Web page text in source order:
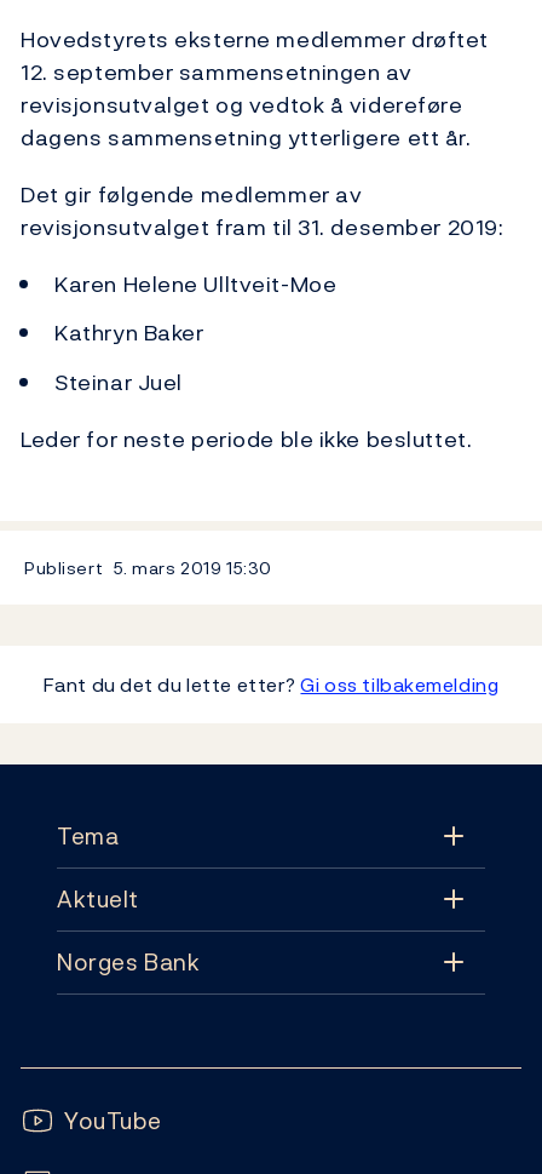
Hovedstyrets eksterne medlemmer drøftet
12. september sammensetningen av
revisjonsutvalget og vedtok å videreføre
dagens sammensetning ytterligere ett år.
Det gir følgende medlemmer av
revisjonsutvalget fram til 31. desember 2019:
Karen Helene Ulltveit-Moe
Kathryn Baker
Steinar Juel
Leder for neste periode ble ikke besluttet.
Publisert 5. mars 2019 15:30
Fant du det du lette etter?Gi oss tilbakemelding
Tema
Tema
Pengepolitikk
Sedler og mynter
Aktuelt
Aktuelt
Publikasjoner
Norges Bank
Abonnement
Følg oss:
YouTube